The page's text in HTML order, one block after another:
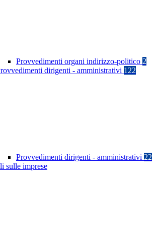
Provvedimenti organi indirizzo-politico 2
dirigenti - amministrativi 122
Provvedimenti dirigenti - amministrativi 22
sulle imprese